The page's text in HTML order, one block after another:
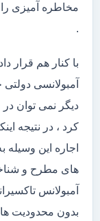
مخاطره آمیزی
.
با کنار هم قرار
آمبولانسی
دیگر نمی توان
کرد ، در نتیجه
اجاره این
های مطرح و
آمبولانس
بدون محدودیت